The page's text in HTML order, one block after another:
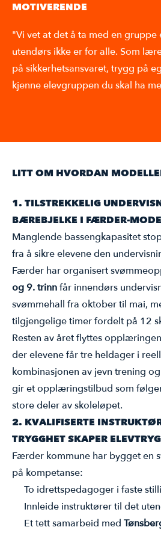
MOTIVERENDE
"Vi vet at det å ta med en
utendørs ikke er for alle. Som
på sikkerhetsansvaret, trygg på
kjenne elevgruppen du skal ha
LITT OM HVORDAN
1. TILSTREKKELIG
BÆREBJELKE I FÆRDER-
Manglende bassengkapasitet
fra å sikre elevene den
Færder har organisert
og 9. trinnfår innendørs
svømmehall fra oktober til mai,
tilgjengelige timer fordelt på 12
Resten av året flyttes
der elevene får tre heldager i
kombinasjonen av jevn trening
gir et opplæringstilbud som
store deler av skoleløpet.
2. KVALIFISERTE
TRYGGHET SKAPER
Færder kommune har bygget en
på kompetanse:
To idrettspedagoger i faste
Innleide instruktører til det
Et tett samarbeid med